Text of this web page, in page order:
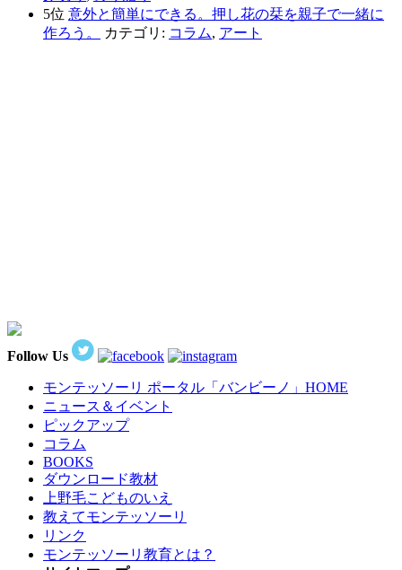
5位 意外と簡単にできる。押し花の栞を親子で一緒に
作ろう。
カテゴリ: コラム, アート
Follow Us
モンテッソーリ ポータル「バンビーノ」 HOME
ニュース＆イベント
ピックアップ
コラム
BOOKS
ダウンロード教材
上野毛こどものいえ
教えてモンテッソーリ
リンク
モンテッソーリ教育とは？